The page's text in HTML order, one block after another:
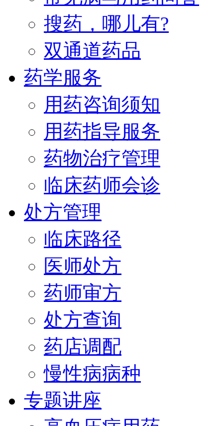
搜药，哪儿有?
双通道药品
药学服务
用药咨询须知
用药指导服务
药物治疗管理
临床药师会诊
处方管理
临床路径
医师处方
药师审方
处方查询
药店调配
慢性病病种
专题讲座